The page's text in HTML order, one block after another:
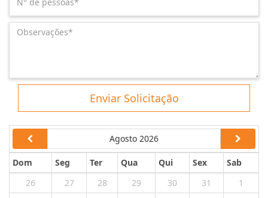
Enviar Solicitação
Agosto 2026
Dom Seg Ter Qua Qui Sex
Sab
26
27 28 29 30 31
1